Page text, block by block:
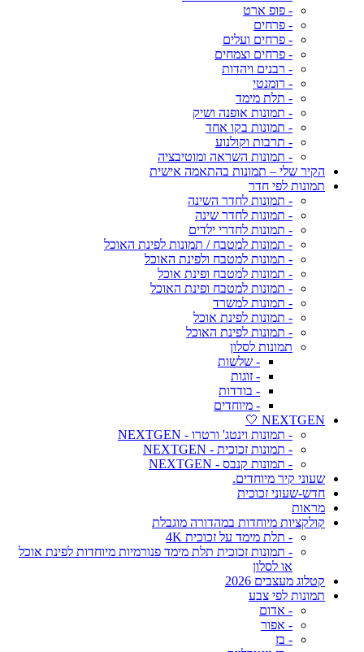
- פופ ארט
- פרחים
- פרחים ועלים
- פרחים וצמחים
- רבנים ויהדות
- רומנטי
- תלת מימד
- תמונות אופנה ושיק
- תמונות בקו אחד
- תרבות וקולנוע
- תמונות השראה ומוטיבציה
הקיר שלי – תמונות בהתאמה אישית
תמונות לפי חדר
- תמונות לחדר השינה
- תמונות לחדר שינה
- תמונות לחדרי ילדים
- תמונות למטבח / תמונות לפינת האוכל
- תמונות למטבח ולפינת האוכל
- תמונות למטבח ופינת אוכל
- תמונות למטבח ופינת האוכל
- תמונות למשרד
- תמונות לפינת אוכל
- תמונות לפינת האוכל
תמונות לסלון
- שלשות
- זוגות
- בודדות
- מיוחדים
NEXTGEN 🤍
- תמונות וינטג' ורטרו - NEXTGEN
- תמונות זכוכית - NEXTGEN
- תמונות קנבס - NEXTGEN
שעוני קיר מיוחדים.
חדש-שעוני זכוכית
מראות
קולקציות מיוחדות במהדורה מוגבלת
- תלת מימד על זכוכית 4K
- תמונות זכוכית תלת מימד פנורמיות מיוחדות לפינת אוכל
או לסלון
קטלוג מעצבים 2026
תמונות לפי צבע
- אדום
- אפור
- בז